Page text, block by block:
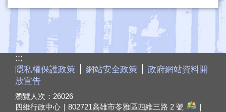
:::
隱私權保護政策 網站安全政策
政府網站資料開
放宣告
瀏覽人次： 26026
四維行政中心｜802721高雄市苓雅區四維三路 2 號 ｜